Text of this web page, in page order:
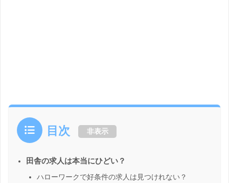
目次 非表示
田舎の求人は本当にひどい？
ハローワークで好条件の求人は見つけれない？